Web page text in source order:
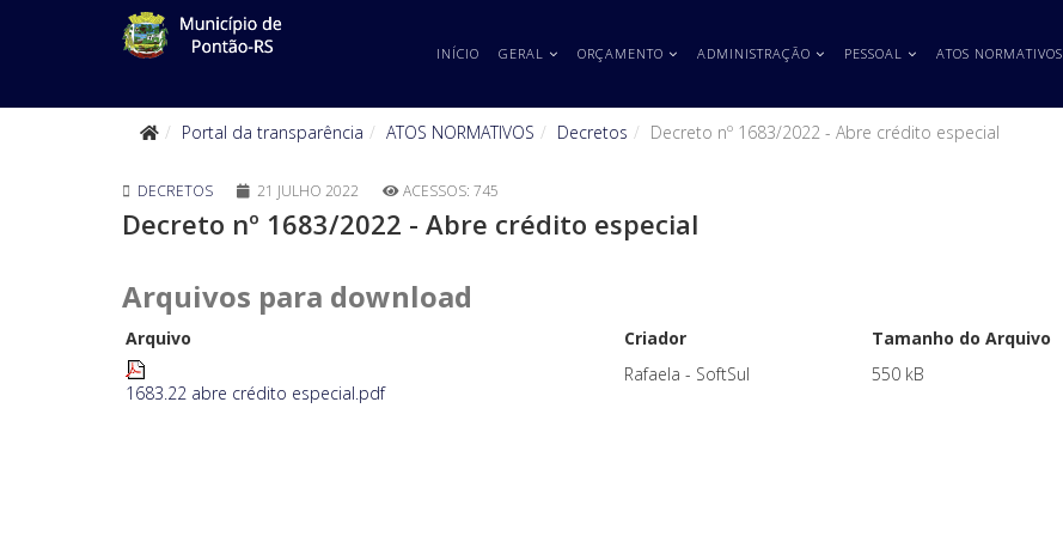
INÍCIO GERAL ORÇAMENTO ADMINISTRAÇÃO PESSOAL ATOS NORMATIVOS
Portal da transparência ATOS NORMATIVOS Decretos Decreto nº 1683/2022 - Abre crédito especial
DECRETOS 21 JULHO 2022 ACESSOS: 745
Decreto nº 1683/2022 - Abre crédito especial
Arquivos para download
Arquivo Criador Tamanho do Arquivo
1683.22 abre crédito especial.pdf
Rafaela - SoftSul 550 kB